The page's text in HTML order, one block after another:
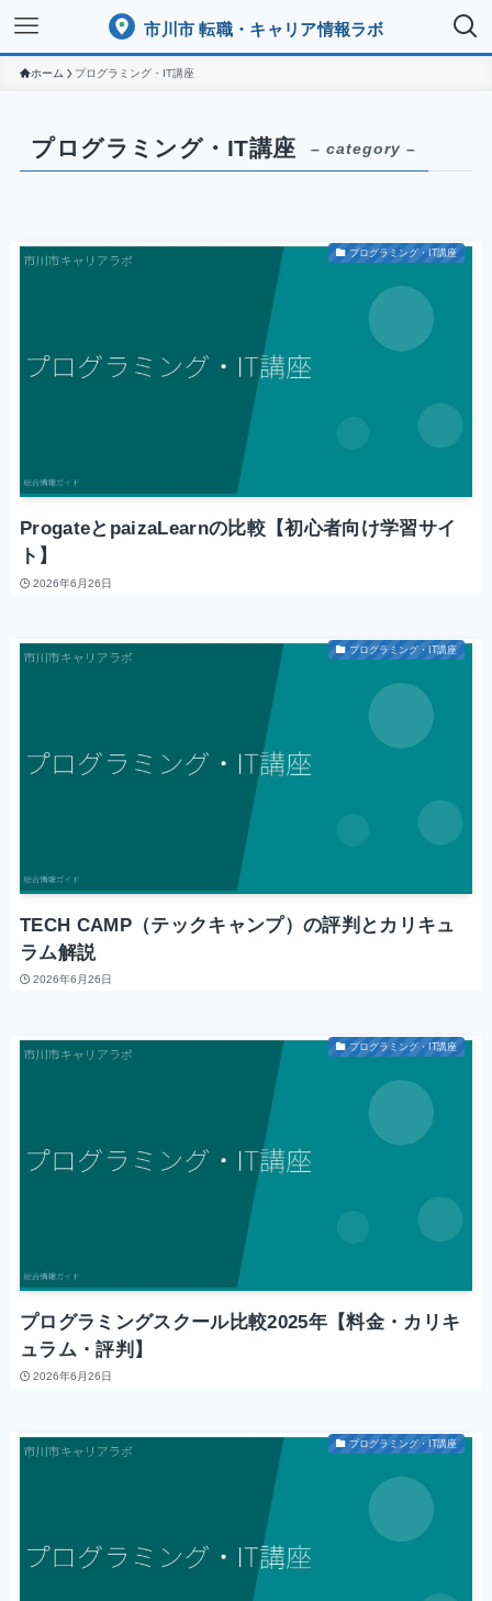
市川市 転職・キャリア情報ラボ
ホーム プログラミング・IT講座
プログラミング・IT講座 – category –
プログラミング・IT講座
ProgateとpaizaLearnの比較【初心者向け学習サイ
ト】
2026年6月26日
プログラミング・IT講座
TECH CAMP（テックキャンプ）の評判とカリキュ
ラム解説
2026年6月26日
プログラミング・IT講座
プログラミングスクール比較2025年【料金・カリキ
ュラム・評判】
2026年6月26日
プログラミング・IT講座